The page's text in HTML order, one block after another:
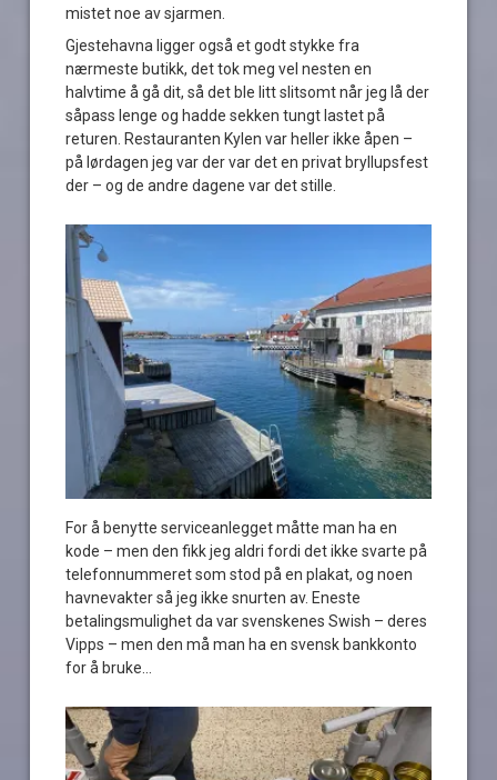
mistet noe av sjarmen.
Gjestehavna ligger også et godt stykke fra
nærmeste butikk, det tok meg vel nesten en
halvtime å gå dit, så det ble litt slitsomt når jeg lå der
såpass lenge og hadde sekken tungt lastet på
returen. Restauranten Kylen var heller ikke åpen –
på lørdagen jeg var der var det en privat bryllupsfest
der – og de andre dagene var det stille.
For å benytte serviceanlegget måtte man ha en
kode – men den fikk jeg aldri fordi det ikke svarte på
telefonnummeret som stod på en plakat, og noen
havnevakter så jeg ikke snurten av. Eneste
betalingsmulighet da var svenskenes Swish – deres
Vipps – men den må man ha en svensk bankkonto
for å bruke…